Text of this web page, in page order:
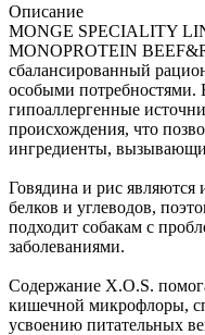
Описание
MONGE SPECIALITY
MONOPROTEIN
сбалансированный
особыми потребностями.
гипоаллергенные
происхождения, что
ингредиенты,
Говядина и рис являются
белков и углеводов,
подходит собакам с
заболеваниями.
Содержание X.O.S.
кишечной микрофлоры,
усвоению питательных